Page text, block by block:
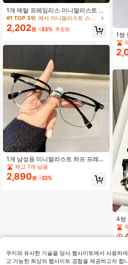
1개 메탈 프레임리스 미니멀리스트 니
치 플래노 렌즈 안경, 일상 캐주얼 착
용
#1 TOP 3위 에서 미니멀리스트 스트리트웨어 테마 남성 안경 및 아이웨어 액세서리
2,202원 -33% 추정된
1개 남성용 미니멀리스트 하프 프레임
투명 렌즈 안경, 일상 외출, 직장, 여가
및 학습에 적합
재고 7개 남음
2,890원 -22%
1쌍
재
절
4쌍
는
트
쿠키와 유사한 기술을 당사 웹사이트에서 사용하
고 가능한 최상의 웹사이트 경험을 제공하고자 합